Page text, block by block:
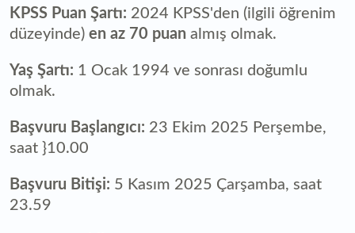
KPSS Puan Şartı: 2024 KPSS'den (ilgili öğrenim
düzeyinde) en az 70 puan almış olmak.
Yaş Şartı: 1 Ocak 1994 ve sonrası doğumlu
olmak.
Başvuru Başlangıcı: 23 Ekim 2025 Perşembe,
saat }10.00
Başvuru Bitişi: 5 Kasım 2025 Çarşamba, saat
23.59